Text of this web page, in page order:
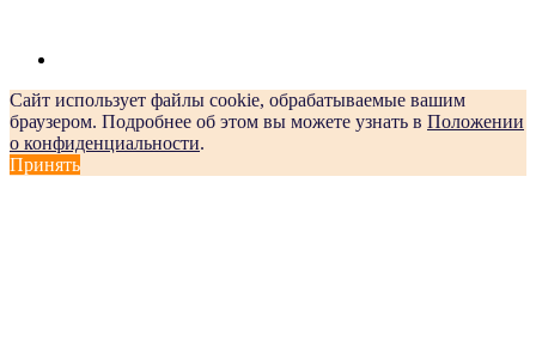
Сайт использует файлы cookie, обрабатываемые вашим
браузером. Подробнее об этом вы можете узнать в Положении
о конфиденциальности.
Принять